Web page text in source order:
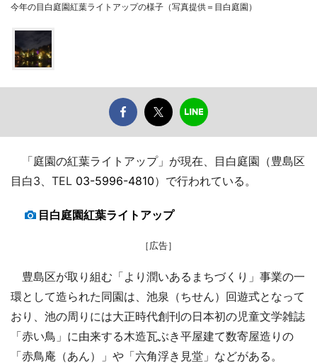
今年の目白庭園紅葉ライトアップの様子（写真提供＝目白庭園）
「庭園の紅葉ライトアップ」が現在、目白庭園（豊島区
目白3、TEL 03-5996-4810）で行われている。
目白庭園紅葉ライトアップ
［広告］
豊島区が取り組む「より潤いあるまちづくり」事業の一
環として造られた同園は、池泉（ちせん）回遊式となって
おり、池の周りには大正時代創刊の日本初の児童文学雑誌
「赤い鳥」に由来する木造瓦ぶき平屋建て数寄屋造りの
「赤鳥庵（あん）」や「六角浮き見堂」などがある。